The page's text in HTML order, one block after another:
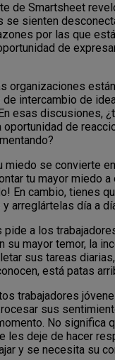
de Smartsheet
se sienten
por las que
de
organizaciones
intercambio de
esas discusiones,
oportunidad de
miedo se convierte
tu mayor miedo a
En cambio, tienes
arreglártelas día a
pide a los
su mayor temor, la
sus tareas
está patas
trabajadores
sus
No significa
les deje de hacer
y se necesita su